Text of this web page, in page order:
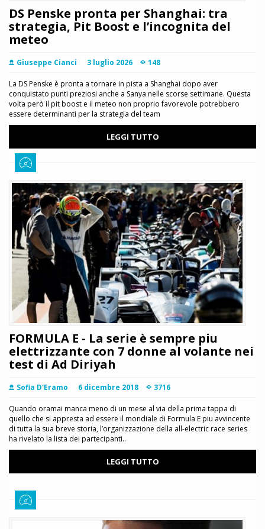
DS Penske pronta per Shanghai: tra
strategia, Pit Boost e l’incognita del
meteo
Giuseppe Cianci 3 luglio 2026 148
La DS Penske è pronta a tornare in pista a Shanghai dopo aver
conquistato punti preziosi anche a Sanya nelle scorse settimane. Questa
volta però il pit boost e il meteo non proprio favorevole potrebbero
essere determinanti per la strategia del team
LEGGI TUTTO
FORMULA E - La serie è sempre piu
elettrizzante con 7 donne al volante nei
test di Ad Diriyah
Sofia D'Eramo 6 dicembre 2018 3716
Quando oramai manca meno di un mese al via della prima tappa di
quello che si appresta ad essere il mondiale di Formula E piu avvincente
di tutta la sua breve storia, l’organizzazione della all-electric race series
ha rivelato la lista dei partecipanti..
LEGGI TUTTO